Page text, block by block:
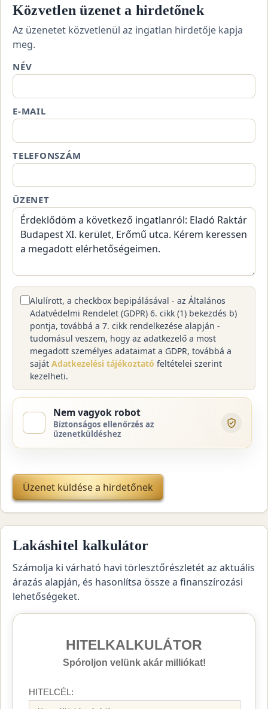
Közvetlen üzenet a hirdetőnek
Az üzenetet közvetlenül az ingatlan hirdetője kapja
meg.
NÉV
E-MAIL
TELEFONSZÁM
ÜZENET
Alulírott, a checkbox bepipálásával - az Általános
Adatvédelmi Rendelet (GDPR) 6. cikk (1) bekezdés b)
pontja, továbbá a 7. cikk rendelkezése alapján -
tudomásul veszem, hogy az adatkezelő a most
megadott személyes adataimat a GDPR, továbbá a
saját Adatkezelési tájékoztató feltételei szerint
kezelheti.
Nem vagyok robot
Biztonságos ellenőrzés az
üzenetküldéshez
Üzenet küldése a hirdetőnek
Lakáshitel kalkulátor
Számolja ki várható havi törlesztőrészletét az aktuális
árazás alapján, és hasonlítsa össze a finanszírozási
lehetőségeket.